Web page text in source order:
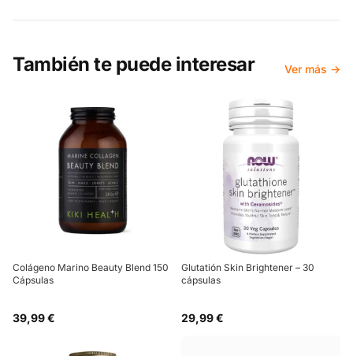
También te puede interesar Ver más →
Colágeno Marino Beauty Blend 150
Cápsulas
39,99 €
Glutatión Skin Brightener – 30
cápsulas
29,99 €